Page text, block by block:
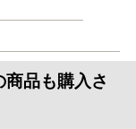
品も購入さ